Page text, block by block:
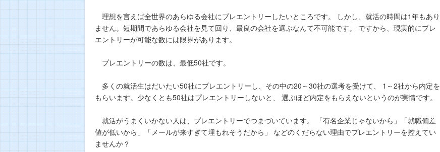
理想を言えば全世界のあらゆる会社にプレエントリーしたいところです。 しかし、就活の時間は1年もあり
ません。短期間であらゆる会社を見て回り、最良の会社を選ぶなんて不可能です。 ですから、現実的にプレ
エントリーが可能な数には限界があります。
プレエントリーの数は、最低50社です。
多くの就活生はだいたい50社にプレエントリーし、その中の20～30社の選考を受けて、 1～2社から内定を
もらいます。少なくとも50社はプレエントリーしないと、 選ぶほど内定をもらえないというのが実情です。
就活がうまくいかない人は、プレエントリーでつまづいています。 「有名企業じゃないから」「就職偏差
値が低いから」「メールが来すぎて埋もれそうだから」 などのくだらない理由でプレエントリーを控えてい
ませんか？